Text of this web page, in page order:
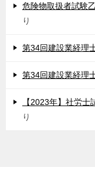
危険物取扱者試験
り
第34回建設業経理
第34回建設業経理
【2023年】社労士
り